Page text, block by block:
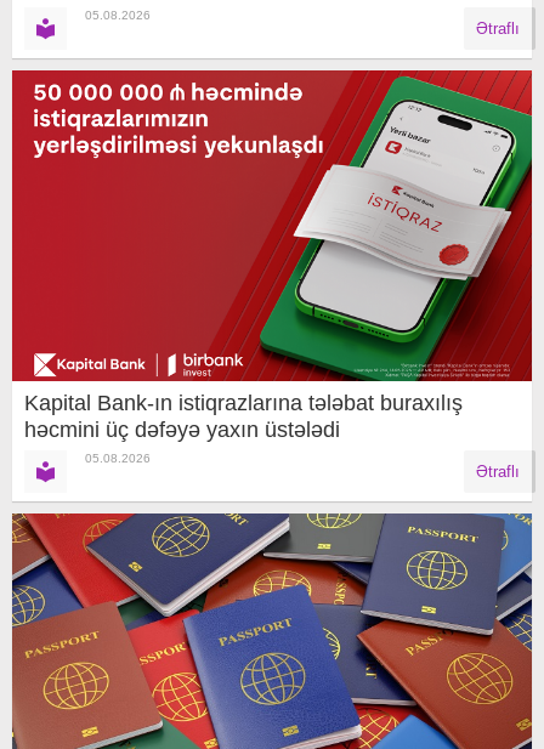
05.08.2026
Ətraflı
Kapital Bank-ın istiqrazlarına tələbat buraxılış
həcmini üç dəfəyə yaxın üstələdi
05.08.2026
Ətraflı